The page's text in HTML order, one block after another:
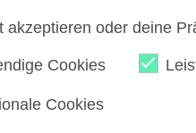
akzeptieren oder deine
Cookies
Cookies